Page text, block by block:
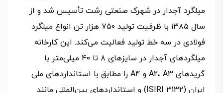
میلگرد آجدار در شهرک صنعتی رشت تأسیس شد و از
سال ۱۳۸۵ با ظرفیت تولید ۷۵۰ هزار تن انواع میلگرد
فولادی در سه خط تولید فعالیت می‌کند. این کارخانه
میلگردهای آجدار در سایزهای ۸ تا ۴۰ میلی‌متر با
گریدهای A2، A3 و A4 را مطابق با استانداردهای ملی
ایران (ISIRI 3132) و استانداردهای بین‌المللی مانند